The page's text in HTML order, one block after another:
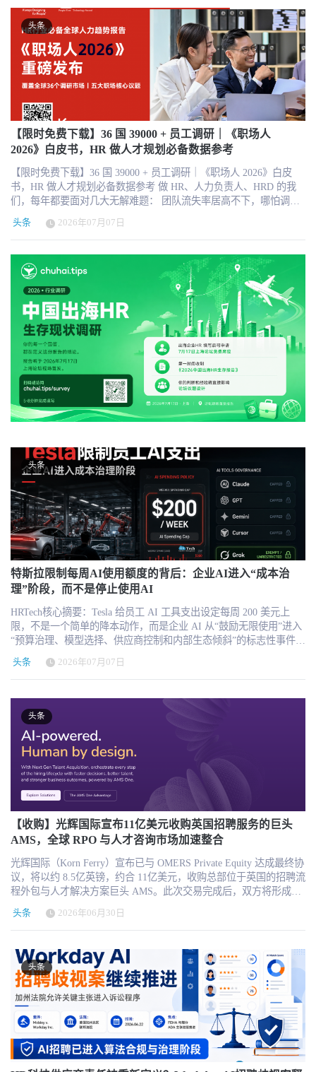
这组数据的重要性远高于单纯的收入增长。 招聘需求没有明显增
长，Indeed上的职位数量甚至承受压力，但瑞可利仍然能够通过
Premium Sponsored Jobs、更精准的候选人匹配和更高级的定向能
力，提高每个职位的收入。 也就是说，AI没有让招聘平台失去定价
权，反而帮助平台从每一个招聘需求中获得更多收入。瑞可利预
计，2026财年HR Technology业务收入将进一步增长至107.3亿美元，
同比增长约11%。 ADP则代表了另一种护城河：高频、刚需、复杂
并且高度合规的薪酬与人力资源基础设施。 ADP在2026财年实现约
219.5亿美元营收，调整后EBIT利润率扩张140个基点，调整后每股
收益增长17%。公司对2027财年的指引为收入增长5%至6%，调整后
每股收益增长9%至11%。ADP目前服务全球140多个国家和地区的超
过110万客户。 ADP的增长速度未必最高，但薪酬计算、税务申报、
福利、考勤和合规服务具有极高的客户黏性。AI可以改善ADP的服
务效率，却很难在短期内消除企业对薪酬和合规基础设施的需求。
因此，瑞可利与ADP虽然分别来自招聘平台和薪酬服务两个不同赛
道，但两家公司拥有一个共同点：它们并不只依靠员工账号数量收
费，而是掌握了企业难以替代的数据、交易和工作流程。 四、
Workday、Paycom和Paylocity：上涨并不等于风险已经解除
Workday、Paycom和Paylocity在7月分别上涨23.1%、22.4%和
23.9%。这组涨幅表明，经历上半年企业软件估值下跌后，资金开始
重新进入部分HR SaaS公司。 但这一轮上涨并不意味着资本市场已
经彻底消除了对按席位收费模式的担忧。 Workday最近一个季度的
经营数据依然稳健。2027财年第一季度总收入达到25.42亿美元，同
比增长13.5%；订阅收入达到23.54亿美元，同比增长14.3%；未来12
个月订阅收入积压达到88.06亿美元，同比增长15.5%。Non-GAAP营
业利润率由30.2%提高至31.8%。 因此，Workday并不是一家单纯依
靠市场情绪上涨的公司。它仍然保持两位数订阅增长，并不断把业
务从传统HCM扩展到财务、IT和AI Agent管理。 不过，市场仍需回
答一个长期问题：当客户使用AI减少部分行政、财务和人力资源岗
5.719亿美元，同比增长7.8%；经常性及其他收入增长8.8%，调整后
EBITDA达到2.754亿美元，占收入的48%。公司同时大规模回购股
票，第一季度回购金额达到10.6亿美元。 Paycom的Beti、GONE和
IWant等产品强调自动化和AI驱动的员工自助服务，但资本市场需要
进一步确认，这些功能究竟只是帮助客户减少操作成本，还是能够
为Paycom创造新的增量收入。 Paycom将于2026年8月5日公布第二季
度业绩。这份财报需要验证收入增长、客户留存、AI产品采用率以
及大规模股票回购是否真正提升了每股价值。 HR SaaS公司未来的
估值分水岭，很可能不再是有没有AI功能，而是AI能否提高客户支
付意愿、扩大单个客户收入，并降低销售和服务成本。 五、BOSS直
聘正在尝试把AI变成新的收费单位 BOSS直聘以约75.8亿美元市值位
列第六，7月上涨20.8%。 与部分仅仅把AI作为产品功能的公司不
同，BOSS直聘已经明确提出“performance-based monetization”，即基
于服务表现和招聘结果的商业化模式。 2026年第一季度，BOSS直聘
客户达到710万，同比增长10.9%；3月份月活跃用户超过7200万。营
业利润达到6.236亿元，同比增长41.8%。 公司预计第二季度收入将
达到23.8亿至24.2亿元人民币，同比增长13.2%至15.1%，较第一季度
明显加速。创始人、董事长兼CEO赵鹏表示，公司正在企业端推进
AI闭环服务，并通过效果导向的商业化模式释放更多商业价值。
BOSS直聘的变化意味着，在线招聘平台的计费单位正在从职位发
布、简历下载和账号套餐，逐步向候选人匹配、招聘互动和实际服
务效果延伸。 瑞可利通过AI提高每个职位的平均收入，BOSS直聘则
尝试对AI驱动的匹配和服务结果收费。两家公司共同提供了一个重
要信号：AI不一定会摧毁招聘平台的商业模式，但会迫使平台重新
定义收费依据。 六、TriNet的单日下跌揭示了榜单背后的另一面
TriNet在7月整月仍上涨23.8%，但在7月31日单日下跌约8.2%，成为
榜单截止日表现最弱的公司之一。 TriNet刚刚公布的第二季度财报
35%，调整后EBITDA同比增长22%，并上调了2026财年盈利指引。
但与此同时，TriNet总收入下降5%，专业服务收入下降8%，平均
Worksite Employees数量下降11%至约29.8万人。 这组数据解释了股
价为何在“盈利增长和上调指引”的情况下仍然下跌。 TriNet的利润改
善主要来自保险成本率下降、成本控制和经营效率提升，但其最核
Employees不仅是运营指标，也是收入和未来增长的基础。 资本市场
释放出的信号非常明确：企业可以通过降本、保险管理和回购改善
短期每股收益，但如果客户人数和服务规模持续下降，估值仍然会
受到限制。 TriNet的案例也为整个HR SaaS和人力服务行业提供了一
个现实提醒——只提高利润率并不足以解决“人头减少”的问题。
七、资本市场正在重新定价“按人头收费” 全球人力资源行业过去长
人数或账号数量收费；人力派遣公司主要按照工作小时和人员数量
收费；招聘平台主要按照职位、简历、账号和曝光量收费。 AI正在
录、权限体系、企业知识、文档协作和应用开发环境，豆包则进一
步提供通用模型、推理、内容生成与任务执行能力。 豆包、飞书和
火山引擎正在形成企业AI完整链条 此次组织调整可以概括为三个层
面的重新组合。 豆包提供大模型、AI助手和Agent执行能力；飞书提
供企业工作入口、组织关系、协作场景和知识数据；火山引擎则提
供云基础设施、MaaS服务、企业销售与交付能力。 过去，这些能力
分布在不同的组织和产品体系中。调整后，字节跳动正在将其整合
为一条更加完整的企业AI产品与商业化链条： 底层是火山引擎提供
的云计算、模型服务与技术基础设施；中间是豆包提供的模型与智
能体能力；上层则是飞书所覆盖的文档、会议、沟通、知识与组织
协作场景。 在商业化层面，创造力服务平台将统一承担MaaS、SaaS
等企业服务的市场、销售和客户服务工作。这有助于减少不同产品
团队之间重复覆盖客户、销售资源分散及交付体系割裂的问题。 字
节跳动CEO梁汝波此前在2026年火山引擎FORCE原动力大会上表
节跳动正在将这一战略进一步落实到企业业务的组织架构中：AI不
再只是某个独立部门的新产品，而是开始重新定义企业软件、云服
务和商业化团队之间的关系。 飞书“被降级”，还是进入更重要的AI
基础设施位置？ 对于飞书而言，这次调整具有明显的双重含义。 一
方面，飞书失去了过去相对独立的组织架构。产品负责人、销售负
责人和市场负责人分别进入豆包与火山引擎的管理体系，意味着飞
书不再以一个完整业务单元独立配置资源和推进战略。 从这一意义
上说，飞书的组织地位出现下降。 另一方面，飞书在字节跳动企业
AI体系中的产品价值可能进一步上升。 大模型要进入企业，仅有模
型能力并不够。AI需要知道员工是谁、可以访问哪些信息、正在参
与什么项目、有哪些会议和文档、能够调用哪些业务系统，以及执
行任务时应当遵守什么权限。 飞书所积累的组织架构、权限体系、
企业知识和工作场景，正是企业AI落地所需要的关键基础设施。 飞
书此前也曾明确表示，其AI能力离不开豆包大模型的支持，并强调
企业数据需要受到权限管控和隔离，不应用于模型训练。 因此，更
AI战略中的场景价值和数据基础设施价值正在上升。 对HR科技行业
意味着什么？ 此次调整不只是字节跳动内部的一次管理变化，也反
映出企业软件和HR科技行业正在发生的结构性转变。 过去，企业采
购软件通常按照功能模块进行划分，例如协同办公、招聘管理、绩
效管理、学习发展、员工服务和数据分析。不同系统拥有各自的界
面、流程和数据库，员工需要在多个软件之间切换。 AI Agent进入
企业后，这一模式可能发生变化。 未来，员工不一定需要分别打开
多个系统完成工作，而可能直接向企业AI提出任务。例如： “整理过
去三个月的离职访谈，并总结主要原因。” “根据招聘计划筛选候选
人，并生成面试安排。” “分析员工敬业度调查结果，识别高风险团
队。” “根据公司的差旅和薪酬政策，回答员工问题。” 企业AI可以
理解任务，再调用HR系统、协同平台、知识库和数据工具完成执
行。 在这种模式下，企业软件的竞争重点将逐渐从“谁拥有更多功能
页面”，转向“谁能够向AI提供可信的数据、标准化的接口、可控的
三个问题。 首先，产品能否成为AI Agent可以调用的能力模块，而
不仅是由员工手动操作的独立系统。 其次，企业数据是否具备清晰
用。 第三，产品是否拥有足够深入的业务流程与专业规则，避免被
通用AI工作入口替代。 HR部门也将面对新的组织设计问题 字节跳
动此次调整本身，也是一个典型的AI驱动组织变革案例。 当AI从实
验性技术变为公司的核心战略后，传统按照产品线划分的组织结构
可能不再适用。模型团队、应用团队、云服务团队、销售团队和客
户成功团队需要重新组合，形成围绕客户场景和AI能力的协同机
制。 对于企业HR和组织发展负责人而言，类似变化将带来新的管理
个业务部门？ 传统产品经理、销售、客户成功和实施顾问的职责将
如何变化？ 当多个产品共享同一套模型和数据基础设施时，绩效目
标与资源配置应如何设计？ 原有业务被整合进入AI主航道后，如何
处理管理层角色、团队身份认同和员工预期？ 这些问题说明，AI转
型不仅是技术系统升级，也是一场涉及组织架构、管理权限、人才
能力和商业模式的系统性调整。 HRTech观察 从独立协同办公平台到
值得关注的，并不是飞书是否在字节跳动内部“被降级”，而是字节跳
动开始放弃模型、SaaS和云服务相互分离的组织方式。 豆包负责智
能，飞书提供工作场景，火山引擎负责基础设施与商业化。三者整
合之后，字节跳动所竞争的已经不只是协同办公市场或云计算市
场，而是企业AI时代的统一工作平台。 对于HR科技行业而言，这也
是一个清晰信号：未来HR软件不会只与其他HR软件竞争，还需要面
对飞书、钉钉、Microsoft 365、Google Workspace等工作平台与大模
型深度融合之后形成的新一代企业AI入口。 当AI能够跨越文档、沟
通、知识和业务系统直接完成任务，传统HR SaaS产品的页面、菜单
和功能模块可能不再是用户接触企业软件的第一入口。 真正具有长
期价值的产品，将是那些拥有专业业务逻辑、可信企业数据、复杂
Buildforce建立的是一个专门服务于电工行业，并深入连接招聘与用
工管理流程的劳动力市场。 专注电工这一单一技能工种 Buildforce成
立于2019年，总部位于美国得州Houston和Austin。公司将自身定位
为一家技术驱动型电工用工服务公司，主要连接电工与参与商业和
工业建筑项目的电气承包商。 平台由两个主要部分构成。 面向电
工，Buildforce提供移动应用，帮助个人电工寻找工作、接受项目并
管理自己的工作安排和职业记录。 面向电气承包商，Buildforce提供
网页端平台，帮助企业寻找、筛选、安排和管理电工，以满足不同
商业和工业建筑项目的人员需求。 Buildforce官网显示，目前已有超
过250家不同规模的电气承包商使用其平台。公司还表示，其平台能
够填补超过90%的岗位需求，超过75%的岗位可以在30分钟内获得符
合条件的候选人。上述数据来自Buildforce官网披露，暂未见第三方
审计或验证信息。 截至本轮融资发布时，Buildforce平台上的电工已
经累计完成超过200万小时的工作，参与了超过2000个商业建筑项
目。 这些数据表明，Buildforce已经不只是一个早期职位撮合工具，
而是开始形成一定规模的电工供给网络、承包商客户网络和项目履
配环节。 在建筑和电气行业，企业需要判断的不只是候选人是否愿
意接受一份工作，还包括其技能水平、证照状态、项目经验、工作
地点、可到岗时间、出勤表现和现场履约能力。 因此，这类岗位的
招聘往往需要与人员验证、入职、调度、考勤、工时记录和合规管
理同步进行。 Buildforce正在尝试把这些流程整合到统一平台中。对
电气承包商而言，平台解决的不只是“在哪里找到电工”，而是如何更
快找到适合特定项目的电工，并持续管理其在项目中的工作表现。
对电工而言，平台也不仅是一个职位搜索入口。随着工作时长、项
目经历、出勤率和承包商评价不断积累，电工可能逐步形成比传统
简历更动态、更接近实际履约能力的职业档案。 这意味着Buildforce
的长期壁垒可能不只来自候选人数量，而是来自其持续积累的技
能、证照、项目和工作表现数据。 电工短缺背后的结构性需求
据中心、电网升级、制造业投资、基础设施建设和能源转型，都需
要大量电气安装、维护和工程人才。美国劳工统计局预计，2024年
至2034年期间，美国电工就业人数将增长约9%，高于全部职业的平
均增速；在此期间，平均每年预计将出现约8.1万个电工岗位空缺，
其中相当一部分来自退休、转岗和退出劳动力市场后的替补需求。
需要注意的是，Buildforce新闻稿援引一份BlackRock报告时，将电工
岗位的9.5%描述为未来十年的年增长率。结合原报告的统计口径，
更准确的理解应是2024年至2034年期间的累计就业增长预测，而不
是每年增长9.5%。 因此，在新闻报道和行业分析中，不应将这一数
据表述为“电工岗位每年增长9.5%”。 电工需求增长的核心并不只是
新增岗位数量，还包括劳动力年龄结构、退休替补、地域分布、证
照要求以及不同建设项目之间的人员调度问题。对于承包商而言，
即使市场上存在足够数量的电工，也不意味着这些人才能够在正确
的时间、地点和项目中及时到岗。 这正是Buildforce这类垂直劳动力
平台试图解决的问题。 HRTech观点：垂直劳动力科技正在进入深水
区 从HR科技市场的发展来看，Buildforce代表了一类正在受到投资
平台的优势是流量和岗位覆盖范围，但在电工、护理、物流、制
造、餐饮和建筑等行业，人才供需往往具有更强的地域性、资质要
求和履约约束。 在这些场景中，企业需要的不是更多简历，而是能
够按时到岗、具备合格技能、满足证照要求，并且可以被持续管理
的劳动力。 因此，垂直劳动力平台的竞争重点正在发生变化： 第
一，从职位发布转向实际岗位填补和项目履约。 第二，从静态简历
转向持续更新的技能与工作表现数据。 第三，从单次招聘转向人员
入职、调度、工时和合规管理。 第四，从广泛覆盖转向特定行业的
专业供给网络和运营能力。 Buildforce的优势在于专注电工这一明确
工种，并已经积累超过200万工作小时和2000多个项目的数据。但这
种模式同样面临挑战。 作为技术驱动型用工服务公司，Buildforce需
要同时建设软件平台和线下招聘交付能力。随着业务向更多州和城
市扩张，公司还需要处理不同地区的证照、用工规则、工资要求和
项目管理差异。 目前，Buildforce尚未披露收入规模、增长率、毛利
国扩张过程中维持人员质量、服务效率和健康的单位经济模型，仍
需要进一步观察。 想进一步了解招聘、劳动力管理、灵活用工和HR
科技赛道及代表性服务机构。 对企业HR和用工管理者的启示
Buildforce的案例表明，技能型人才招聘不应只被视为人才获取问
题，而应被纳入完整的劳动力运营体系。 对于建筑、制造、能源、
物流和现场服务企业而言，未来评估劳动力科技平台时，可以重点
关注以下几个方面： 平台是否能够验证候选人的真实技能与专业资
质；是否能够根据项目地点、时间和技能要求完成匹配；是否支持
入职、考勤、工时和人员调度；是否能够记录人员的项目经历和工
作表现；是否能够适应不同地区的证照、工资和用工合规要求。 真
球化用工等多重挑战，倒逼 HR 管理模式、技术产品持续迭代创
新。 HRTech 作为国内垂直深耕人力资源科技的第三方专业服务平
台，长期聚焦行业前沿技术、标杆实践与产业趋势，持续输出行业
榜单、专业峰会、深度内容，推动人力资本数字化高质量发展。
2026 HRTech INNO Awards 人力资源科技创新评选正式启幕，面向全
行业发掘可落地、高价值、前瞻性的 HR 创新实践、优秀 HR 团队与
数智产品，树立行业标杆，传递创新力量。 2026 HRTech INNO
Awards 旨在表彰那些在人力资源科技领域做出杰出贡献的企业，HR
团队及人力资源科技服务机构，鼓励创新、探索精神。 欢迎踊跃提
名 https://www.hrtechchina.com/Survey/21484CA0-541F-A6BA-EC55-
5DFADA5FDDB1 评选定位 面向企业 HR 团队、人力资源科技服务
怀、雇主品牌、全球化用工、AI 智能化落地等全 HR 场景，实现降
本增效、组织增值、模式突破的创新主体；搭建行业案例共享、供
需对接、品牌传播、资源链接的专业平台，以标杆力量驱动人力资
源科技产业革新。 创新，需要勇气，更需要行动！ 奖项设置HRTech
力资源科技AI创新产品奖 人力资源科技出海创新产品奖 参评核心要
求 申报案例、产品落地周期为近 12 个月内，具备完整落地场景与可
量化业务成果； 申报主体无行政处罚、重大负面舆情、行业失信记
录； 创新方案需具备可复制性、行业参考价值，不局限单一小众场
景； 所有申报材料需提交完整案例文档、数据成效佐证材料。入围
主体需配合参与峰会现场标杆案例分享或线上专题访谈（部分优质
项目）； 其他补充事宜 参评核心价值 权威行业认证：获得 INNO
创新官方行业标签，成为企业数字化创新转型实力背书； 全域品牌
曝光：平台官网、行业公众号、垂直社群、行业峰会全渠道传播，
海量 HR 专业人群触达； 供需精准对接：获奖案例纳入 HRTech 官
方标杆案例库，精准匹配甲方企业数字化采购需求； 行业资源链
接：免费参与线上专题沙龙、线下行业峰会，与头部 CHO、服务商
沉淀可复用市场宣传素材； 最大化利用评选结果：进行对产品的对
外市场宣传 发挥在其领域的领导作用，促进产品创新和行业发展 参
与评选流程 免费提名：扫描海报二维码 / 复制链接
http://hrnext.cn/Usmwh3 提交基础信息； 案例提报：初审通过后，完
整上传项目实践、数据成果、落地材料； 专家评审：进入行业专家
专业独立评审打分； 大众投票（部分项目）； 案例分享：部分优质
项目及HR创新实践案例论坛现场分享； 颁奖典礼：获奖产品/项
目，及团队现场参加颁奖典礼及颁发获奖证书。 企业奖项申请咨
询： 微信：hrtech-china 邮件：hi@hrtechchina.com 机构奖项申请咨
询： 微信：HRTechNice 邮件：nice@hrtechchina.com 立即提名，与
HRTech一同见证和塑造人力资源科技的未来！ 关于HRTechHRTech
一深度垂直独立的第三方专业服务机构，致力于推动人力资源科技
进步与发展，持续引领行业新科技新趋势新产品新方向。HRTech核
心报道HR科技创新企业与产品，关注并实时分享全球的人力资源科
技资讯。定期发布行业市值榜单和HR科技云图，持续举办高品质的
专业前沿峰会论坛，表彰认可业内先进。
头条
【限时免费下载】36 国 39000 + 员工调研｜《职场人
2026》白皮书，HR 做人才规划必备数据参考
【限时免费下载】36 国 39000 + 员工调研｜《职场人 2026》白皮
书，HR 做人才规划必备数据参考 做 HR、人力负责人、HRD 的我
们，每年都要面对几大无解难题： 团队流失率居高不下，哪怕调整
薪酬福利，员工依旧普遍焦虑； 70 后至 00 后五代员工同场办公，
一套管理制度无法适配所有人； 企业落地 AI 数字化工具，投入成
本上涨，员工实际产出却没有提升； 管理层常态化无偿加班，核心
骨干悄悄更新简历，人力隐性成本持续走高。 ADP 研究院 2026 年
度重磅调研《职场人 2026》，面向全球 36 个市场、超 39000 名职
场人分层取样，用一手真实员工心态数据，拆解 2026 全球劳动力核
心变化，为企业人力管理、年度人才盘点、员工关系建设提供权威
对标依据。 下载链接：http://hrnext.cn/xALS93 您也可以扫描文中图
片二维码，即可免费下载完整版（限时免费），获取 36 国细分数
据、行业对比、落地管理建议。 一、报告 5 大核心调研结论数据来
源：ADP 研究院 2026 全球劳动力调研《职场人 2026》白皮书1. 职
业安全感危机：全球仅 22% 员工笃定自身岗位稳定数据显示，没有
任何一个区域过半员工拥有职业安全感，市场分化差距明显：尼日
利亚 38% 员工认为工作安稳，日本仅 5%，中国为 20%。 工种层级
差距显著：知识型员工安全感 30%，技能型员工 18%，事务型重复
组织变动、架构调整提前全员透明同步，减少员工负面猜测； 针对
基层、事务岗员工增设常态化技能培训、轮岗发展机会； 管理者一
对一同步员工个人成长路径，清晰传递晋升预期。 2. 五代同堂新
职场：代际诉求割裂，分层管理才是最优解 当下职场首次实现青少
年到曾祖辈五代员工共存，不同年龄段员工诉求差异巨大： 18-26
岁年轻员工：对 AI 工具、职业晋升更乐观，本科毕业生 32% 自认
具备晋升技能，同期无学历员工仅 24%； 55 岁以上资深员工：易自
我怀疑技能、财务焦虑更强，但消极职场压力更少、整体离职意愿
最低。 白皮书核心解决方案：搭建跨代师徒机制，年轻人输出数字
化能力，资深员工传承行业经验与管理软技能，双向激活团队活
力。 3. 无偿加班暗藏巨大人力损耗，层级越高问题越突出 全球 62%
员工每周无偿加班 5 小时以内，26% 每周 6-15 小时，12% 每周无偿
工作 16 小时及以上。 职级差异清晰：20% 高管每周无偿加班超 16
小时，普通员工仅 9%。 调研悖论：长期超长无偿加班的员工敬业
意愿更强。 HR 落地实操 规范工时管理，明确岗位工作边界；建立
加班补偿、调休机制；合理拆分工作负荷，避免任务集中挤压私人
时间。 4. AI 全面渗透职场，但预期生产力提升并未落地 全球半数
员工每周多次使用生成式 AI，1/5 员工几乎每日使用；区域使用差
距悬殊：印度 41% 员工每日使用 AI，日本 43% 从未尝试，中国
26% 员工每日使用 AI 工具。 高频 AI 使用者优势：工作压力更低、
团队归属感更强、敬业度显著提升； 现存痛点：高频使用 AI 的员
工，更容易认为自身生产力未达到预期，岗位焦虑同步加剧。 HR
落地实操 配套全员 AI 技能培训，明确 AI 辅助工作边界；同步开展
员工心理疏导，缓解技术替代岗位的恐慌情绪。 5. 全球员工敬业度
偏低，仅 19% 职场人高度敬业 2025 年全球高度敬业员工占比仅
19%，区域分化明显：巴西 29% 全球第一，本次调研 36 个市场中中
国员工高度敬业占比 11%，处于亚太低位。 提升敬业度核心抓手
敬业状态；无任何培训支持的员工，该比例仅 12%。 企业可通过人
才发展投入、建立管理层信任、塑造岗位价值感、降低职场负面压
力四大维度，提升团队整体敬业度。 二、这份白皮书，HR 适配全
年度人力工作场景 年度人力规划 & 人才盘点：对标全球、亚太、中
国细分员工数据，精准诊断团队流失、倦怠核心根源； 员工关系 &
通、福利机制； 企业数字化（AI 落地）配套方案：预判员工技术恐
慌，搭建内部数字化培训体系； 人才梯队建设：区分年轻员工、资
深员工，搭建分层晋升、跨代师徒管理体系； 出海企业人力参考：
36 个国家/市场员工心态、薪酬预期完整数据，支撑跨国团队制度搭
建。 本文所有数据均来自 ADP 官方全球劳动力调研，完整原始数据
表可通扫描图片二维码或点击文章底部“阅读原文”获取。 立即下载
【职场人 2026】，获取 36 国细分数据、行业对比、落地管理建议。
下载链接：http://hrnext.cn/xALS93 您也可以扫描文中图片二维码或
者点击文章底部“阅读原文”，即可免费下载完整版。 如有问题咨询
头条 2026年07月07日
头条
特斯拉限制每周AI使用额度的背后：企业AI进入“成本治
理”阶段，而不是停止使用AI
HRTech核心摘要：Tesla 给员工 AI 工具支出设定每周 200 美元上
限，不是一个简单的降本动作，而是企业 AI 从“鼓励无限使用”进入
“预算治理、模型选择、供应商控制和内部生态倾斜”的标志性事件。
AI，而是企业如何在效率、成本、安全、合规和平台依赖之间重新
建立规则。 根据 Electrek 引述 The Information 的报道，Tesla 将从
2026 年 7 月 6 日开始，对员工 AI 工具使用设定每周 200 美元支出
上限。这个政策出台前，Tesla 过去几个月一直在推动员工更积极使
用 AI，并通过内部平台和使用排名鼓励工程师大量调用 Claude、
GPT、Gemini、Grok、Cursor 等工具。结果是，部分软件工程师每
周 AI token 消耗达到数千美元。支出快速上升后，Tesla 开始为 AI
使用加上财务边界。值得注意的是，报道显示 xAI 的 beta 产品被排
除在该上限之外，这意味着 Grok 相关产品不会受到同样限制。 这
不是“AI退潮”，而是“AI财务化”开始。 过去一年，企业内部对生成
式 AI 的态度非常激进：谁用得多，谁就更先进；哪个团队 token 消
耗更高，哪个团队就更像 AI-first。现在问题出现了：AI 使用量并不
等于生产力提升，token 消耗也不等于业务结果。企业终于开始意识
杂度快速放大的新型运营成本。AI 进入企业后，第一阶段是试用，
第二阶段是普及，第三阶段必然是治理。 Tesla 的特殊性在于，支出
治理与生态选择叠加在一起。 如果所有模型一视同仁地限额，这只
是典型的成本控制。但当 Grok/xAI beta 产品被豁免，而 Claude、
制的工具，哪怕他们原本更偏好其他模型。这对企业来说是一种内
部采购权力的重新分配：不是员工选择最好用的工具，而是公司预
算规则决定哪些工具更容易被使用。 Cursor/Anysphere 的交易让这件
事更具战略含义。 Reuters 报道，SpaceX 正以 600 亿美元全股票交
易收购 Cursor 母公司 Anysphere，交易预计在 2026 年第三季度完
成。Cursor 是 AI coding 工具领域的重要玩家，如果交易完成，
Cursor、Composer、Grok 与 xAI 生态之间的协同会进一步增强。对
Tesla 工程师而言，未来使用 Claude Code、GPT 或 Gemini 可能受到
预算限制，而使用 Musk 体系内的工具可能拥有更低的内部阻力。这
头条 2026年07月07日
头条
【收购】光辉国际宣布11亿美元收购英国招聘服务的巨头
AMS，全球 RPO 与人才咨询市场加速整合
光辉国际（Korn Ferry）宣布已与 OMERS Private Equity 达成最终协
议，将以约 8.5亿英镑，约合 11亿美元，收购总部位于英国的招聘流
程外包与人才解决方案巨头 AMS。此次交易完成后，双方将形成一
织解决方案、招聘流程外包、校园招聘、灵活用工、咨询和技能建
设等多个关键领域。 Korn Ferry 宣布已与 OMERS Private Equity 达
成最终协议，将收购总部位于英国的 AMS，交易总对价约为 8.5亿
英镑，约合 11亿美元。此次交易完成后，Korn Ferry 与 AMS 将形成
一个更大规模的全球人才与组织咨询平台，覆盖高管寻访、人才与
组织解决方案、招聘流程外包、校园招聘、灵活用工、咨询和技能
建设等多个关键领域。 这笔交易也意味着全球人才服务市场正在进
入更深层次的整合阶段。随着企业对全球化招聘、技能重构、灵活
用工和组织绩效提升的需求持续增加，单一招聘服务已经难以满足
大型企业复杂的人才战略要求。Korn Ferry 与 AMS 的结合，将进一
步推动人才服务从传统招聘交付，走向“组织咨询 + 人才获取 + 技能
头条 2026年06月30日
头条